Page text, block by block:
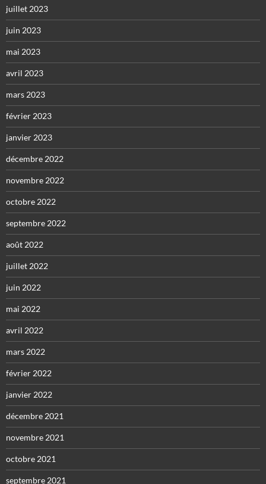
juillet 2023
juin 2023
mai 2023
avril 2023
mars 2023
février 2023
janvier 2023
décembre 2022
novembre 2022
octobre 2022
septembre 2022
août 2022
juillet 2022
juin 2022
mai 2022
avril 2022
mars 2022
février 2022
janvier 2022
décembre 2021
novembre 2021
octobre 2021
septembre 2021